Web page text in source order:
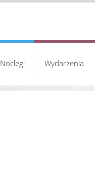
Noclegi Wydarzenia